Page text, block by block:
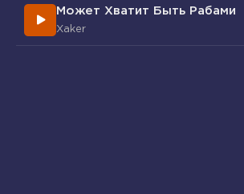
Может Хватит Быть Рабами
Xaker